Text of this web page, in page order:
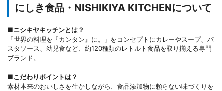
にしき食品・NISHIKIYA KITCHENについて
■ニシキヤキッチンとは？
「世界の料理を『カンタン』に。」をコンセプトにカレーやスープ、パ
スタソース、幼児食など、約120種類のレトルト食品を取り揃える専門
ブランド。
■こだわりポイントは？
素材本来のおいしさを生かしながら、食品添加物に頼らない味づくりを